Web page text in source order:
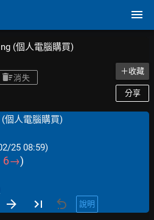
(個人電腦購買)
消失
＋收藏
分享
(個人電腦購買)
25 08:59)
6→)
說明